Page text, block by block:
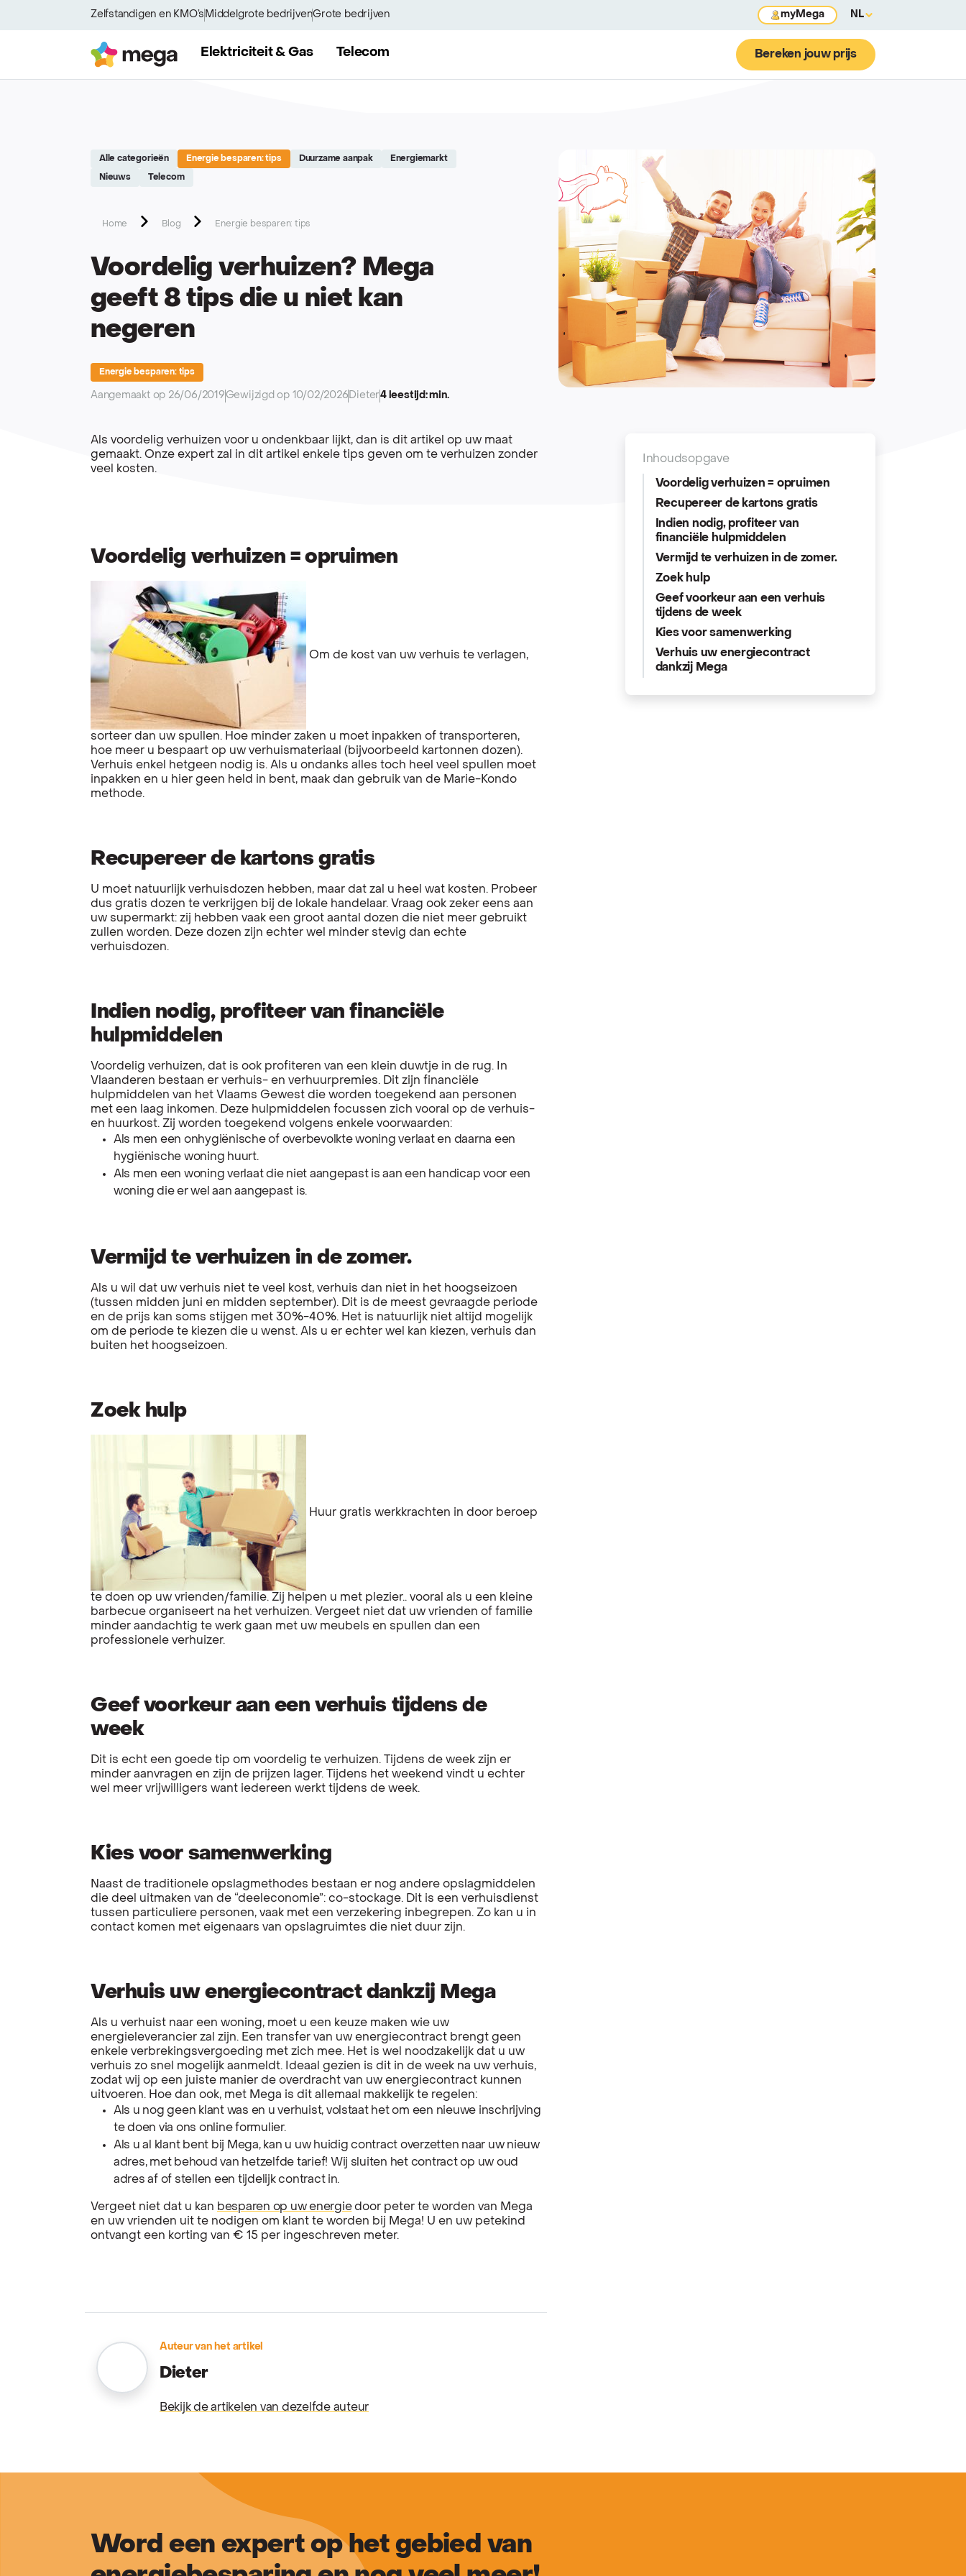
Zelfstandigen en KMO’s Middelgrote bedrijvenGrote bedrijven myMega NL
MegaElektriciteit & Gas Telecom Bereken jouw prijs
Alle categorieën Energie besparen: tips Duurzame aanpak Energiemarkt
Nieuws Telecom
Home Blog Energie besparen: tips
Voordelig verhuizen? Mega
geeft 8 tips die u niet kan
negeren
Energie besparen: tips
Aangemaakt op 26/06/2019Gewijzigd op 10/02/2026 Dieter4 leestijd: min.
Inhoudsopgave
Voordelig verhuizen = opruimen
Recupereer de kartons gratis
Indien nodig, profiteer van
financiële hulpmiddelen
Vermijd te verhuizen in de zomer.
Zoek hulp
Geef voorkeur aan een verhuis
tijdens de week
Kies voor samenwerking
Verhuis uw energiecontract
dankzij Mega
Als voordelig verhuizen voor u ondenkbaar lijkt, dan is dit artikel op uw maat
gemaakt. Onze expert zal in dit artikel enkele tips geven om te verhuizen zonder
veel kosten.
Voordelig verhuizen = opruimen
Om de kost van uw verhuis te verlagen,
sorteer dan uw spullen. Hoe minder zaken u moet inpakken of transporteren,
hoe meer u bespaart op uw verhuismateriaal (bijvoorbeeld kartonnen dozen).
Verhuis enkel hetgeen nodig is. Als u ondanks alles toch heel veel spullen moet
inpakken en u hier geen held in bent, maak dan gebruik van de Marie-Kondo
methode.
Recupereer de kartons gratis
U moet natuurlijk verhuisdozen hebben, maar dat zal u heel wat kosten. Probeer
dus gratis dozen te verkrijgen bij de lokale handelaar. Vraag ook zeker eens aan
uw supermarkt: zij hebben vaak een groot aantal dozen die niet meer gebruikt
zullen worden. Deze dozen zijn echter wel minder stevig dan echte
verhuisdozen.
Indien nodig, profiteer van financiële
hulpmiddelen
Voordelig verhuizen, dat is ook profiteren van een klein duwtje in de rug. In
Vlaanderen bestaan er verhuis- en verhuurpremies. Dit zijn financiële
hulpmiddelen van het Vlaams Gewest die worden toegekend aan personen
met een laag inkomen. Deze hulpmiddelen focussen zich vooral op de verhuis-
en huurkost. Zij worden toegekend volgens enkele voorwaarden:
Als men een onhygiënische of overbevolkte woning verlaat en daarna een
hygiënische woning huurt.
Als men een woning verlaat die niet aangepast is aan een handicap voor een
woning die er wel aan aangepast is.
Vermijd te verhuizen in de zomer.
Als u wil dat uw verhuis niet te veel kost, verhuis dan niet in het hoogseizoen
(tussen midden juni en midden september). Dit is de meest gevraagde periode
en de prijs kan soms stijgen met 30%-40%. Het is natuurlijk niet altijd mogelijk
om de periode te kiezen die u wenst. Als u er echter wel kan kiezen, verhuis dan
buiten het hoogseizoen.
Zoek hulp
Huur gratis werkkrachten in door beroep
te doen op uw vrienden/familie. Zij helpen u met plezier.. vooral als u een kleine
barbecue organiseert na het verhuizen. Vergeet niet dat uw vrienden of familie
minder aandachtig te werk gaan met uw meubels en spullen dan een
professionele verhuizer.
Geef voorkeur aan een verhuis tijdens de
week
Dit is echt een goede tip om voordelig te verhuizen. Tijdens de week zijn er
minder aanvragen en zijn de prijzen lager. Tijdens het weekend vindt u echter
wel meer vrijwilligers want iedereen werkt tijdens de week.
Kies voor samenwerking
Naast de traditionele opslagmethodes bestaan er nog andere opslagmiddelen
die deel uitmaken van de “deeleconomie”: co-stockage. Dit is een verhuisdienst
tussen particuliere personen, vaak met een verzekering inbegrepen. Zo kan u in
contact komen met eigenaars van opslagruimtes die niet duur zijn.
Verhuis uw energiecontract dankzij Mega
Als u verhuist naar een woning, moet u een keuze maken wie uw
energieleverancier zal zijn. Een transfer van uw energiecontract brengt geen
enkele verbrekingsvergoeding met zich mee. Het is wel noodzakelijk dat u uw
verhuis zo snel mogelijk aanmeldt. Ideaal gezien is dit in de week na uw verhuis,
zodat wij op een juiste manier de overdracht van uw energiecontract kunnen
uitvoeren. Hoe dan ook, met Mega is dit allemaal makkelijk te regelen:
Als u nog geen klant was en u verhuist, volstaat het om een nieuwe inschrijving
te doen via ons online formulier.
Als u al klant bent bij Mega, kan u uw huidig contract overzetten naar uw nieuw
adres, met behoud van hetzelfde tarief! Wij sluiten het contract op uw oud
adres af of stellen een tijdelijk contract in.
Vergeet niet dat u kan besparen op uw energiedoor peter te worden van Mega
en uw vrienden uit te nodigen om klant te worden bij Mega! U en uw petekind
ontvangt een korting van € 15 per ingeschreven meter.
Auteur van het artikel
Dieter
Bekijk de artikelen van dezelfde auteur
Word een expert op het gebied van
Site réalisé par Softedge studio - https://softedge.be